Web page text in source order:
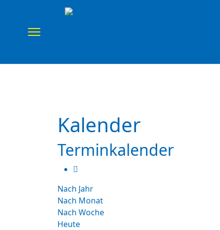
Kalender
Terminkalender
Nach Jahr
Nach Monat
Nach Woche
Heute